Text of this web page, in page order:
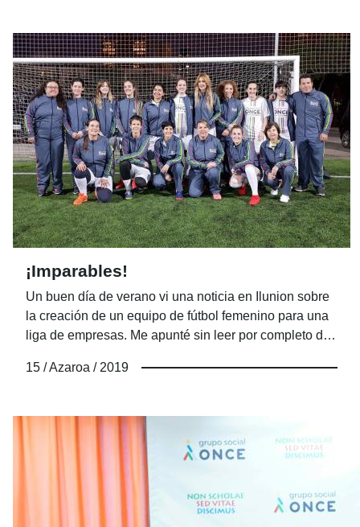
Organización es máximo exponente. Celebramos el
Día Internacional del Juego Responsable y seguimos
diciendo bien alto ¡Bien Jugado!
¡Imparables!
Un buen día de verano vi una noticia en Ilunion sobre
la creación de un equipo de fútbol femenino para una
liga de empresas. Me apunté sin leer por completo de
empresas del Grupo Social ONCE de toda España.
que la Liga era... ¡con otras empresas de la
Comunidad de Madrid! ¿Por qué no leí bien la
convocatoria? ¿Cómo íbamos a jugar personas con
diferentes discapacidades, sin apenas contacto con
esa disciplina, contra empresas de todo tipo y, a buen
15 / Azaroa / 2019